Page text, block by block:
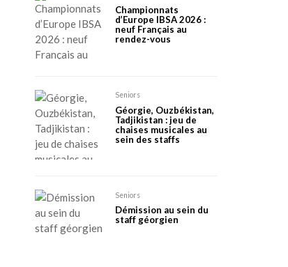
Championnats
d’Europe IBSA 2026 :
neuf Français au
rendez-vous
Seniors
Géorgie, Ouzbékistan,
Tadjikistan : jeu de
chaises musicales au
sein des staffs
Seniors
Démission au sein du
staff géorgien